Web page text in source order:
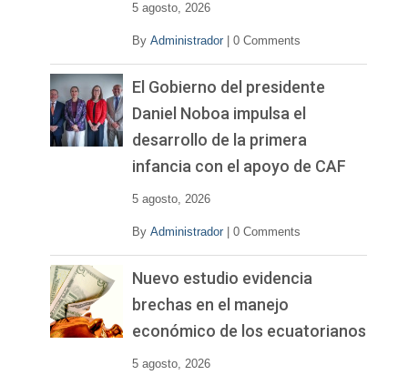
5 agosto, 2026
By Administrador 0 Comments
El Gobierno del presidente
Daniel Noboa impulsa el
desarrollo de la primera
infancia con el apoyo de CAF
5 agosto, 2026
By Administrador 0 Comments
Nuevo estudio evidencia
brechas en el manejo
económico de los ecuatorianos
5 agosto, 2026